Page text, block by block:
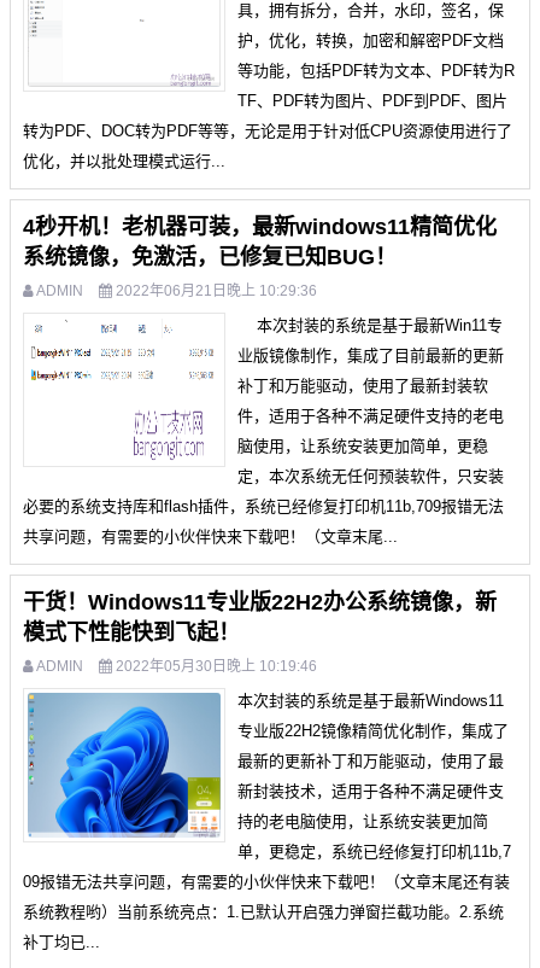
具，拥有拆分，合并，水印，签名，保
护，优化，转换，加密和解密PDF文档
等功能，包括PDF转为文本、PDF转为R
TF、PDF转为图片、PDF到PDF、图片
转为PDF、DOC转为PDF等等，无论是用于针对低CPU资源使用进行了
优化，并以批处理模式运行...
4秒开机！老机器可装，最新windows11精简优化
系统镜像，免激活，已修复已知BUG！
ADMIN 2022年06月21日晚上 10:29:36
本次封装的系统是基于最新Win11专
业版镜像制作，集成了目前最新的更新
补丁和万能驱动，使用了最新封装软
件，适用于各种不满足硬件支持的老电
脑使用，让系统安装更加简单，更稳
定，本次系统无任何预装软件，只安装
必要的系统支持库和flash插件，系统已经修复打印机11b,709报错无法
共享问题，有需要的小伙伴快来下载吧！（文章末尾...
干货！Windows11专业版22H2办公系统镜像，新
模式下性能快到飞起！
ADMIN 2022年05月30日晚上 10:19:46
本次封装的系统是基于最新Windows11
专业版22H2镜像精简优化制作，集成了
最新的更新补丁和万能驱动，使用了最
新封装技术，适用于各种不满足硬件支
持的老电脑使用，让系统安装更加简
单，更稳定，系统已经修复打印机11b,7
09报错无法共享问题，有需要的小伙伴快来下载吧！（文章末尾还有装
系统教程哟）​当前系统亮点：1.已默认开启强力弹窗拦截功能。2.系统
补丁均已...